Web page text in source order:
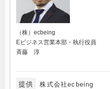
（株）ecbeing
Eビジネス営業本部・執行役員
斉藤 淳
提供 株式会社ecbeing